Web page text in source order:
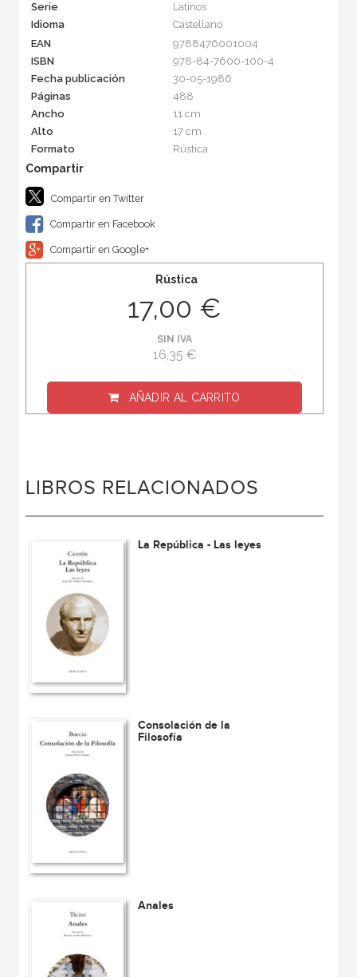
Serie
Latinos
Idioma
Castellano
EAN
9788476001004
ISBN
978-84-7600-100-4
Fecha publicación
30-05-1986
Páginas
488
Ancho
11 cm
Alto
17 cm
Formato
Rústica
Compartir en Twitter
Compartir en Facebook
Compartir en Google+
Rústica
17,00 €
SIN IVA
16,35 €
AÑADIR AL CARRITO
LIBROS RELACIONADOS
La República - Las leyes
Consolación de la
Filosofía
Anales